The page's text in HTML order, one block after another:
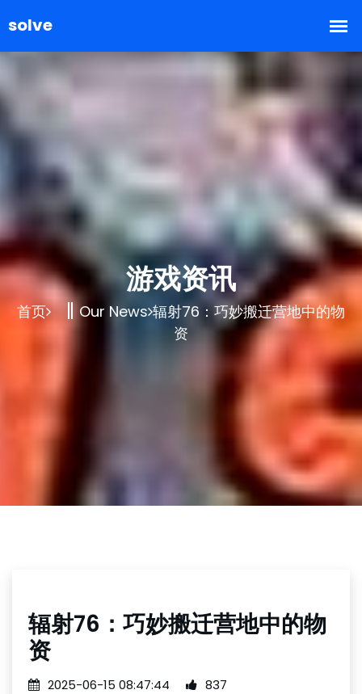
游戏资讯
首页 Our News 辐射76：巧妙搬迁营地中的物
资
辐射76：巧妙搬迁营地中的物
资
2025-06-15 08:47:44 837